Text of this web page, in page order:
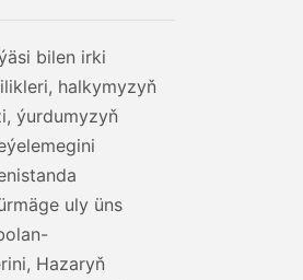
bilen irki
halkymyzyň
ýurdumyzyň
uly üns
Hazaryň